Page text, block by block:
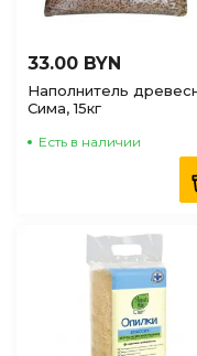
33.00 BYN
Наполнитель
Сима, 15кг
Есть в наличии